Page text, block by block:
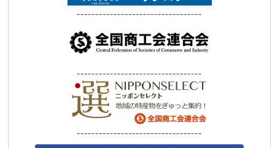
----------------------------------
----------------------------------
----------------------------------